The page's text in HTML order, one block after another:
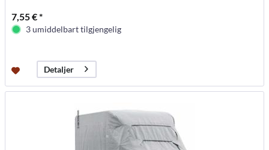
7,55 € *
3 umiddelbart tilgjengelig
Detaljer